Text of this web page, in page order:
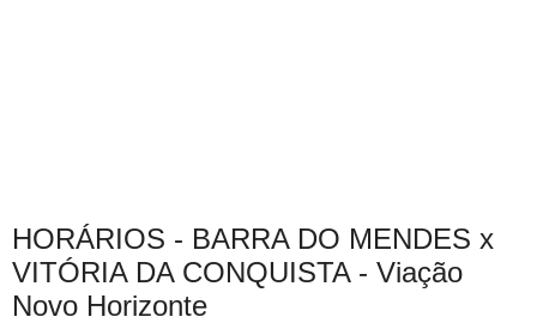
HORÁRIOS - BARRA DO MENDES x
VITÓRIA DA CONQUISTA - Viação
Novo Horizonte